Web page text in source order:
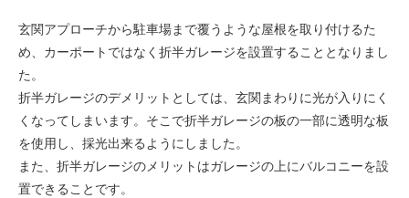
玄関アプローチから駐車場まで覆うような屋根を取り付けるた
め、カーポートではなく折半ガレージを設置することとなりまし
た。
折半ガレージのデメリットとしては、玄関まわりに光が入りにく
くなってしまいます。そこで折半ガレージの板の一部に透明な板
を使用し、採光出来るようにしました。
また、折半ガレージのメリットはガレージの上にバルコニーを設
置できることです。